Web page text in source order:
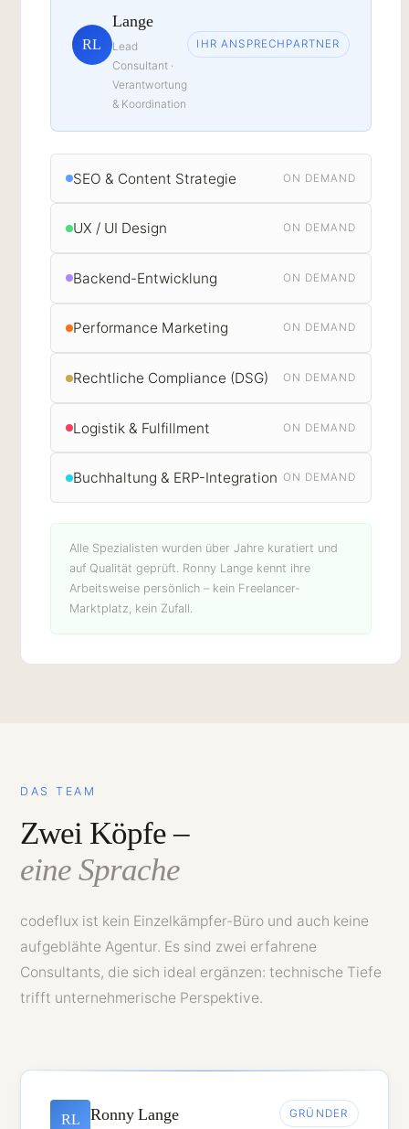
RL
Lange
Lead
Consultant ·
Verantwortung
& Koordination
IHR ANSPRECHPARTNER
SEO & Content Strategie ON DEMAND
UX / UI Design ON DEMAND
Backend-Entwicklung ON DEMAND
Performance Marketing ON DEMAND
Rechtliche Compliance (DSG) ON DEMAND
Logistik & Fulfillment ON DEMAND
Buchhaltung & ERP-Integration ON DEMAND
Alle Spezialisten wurden über Jahre kuratiert und
auf Qualität geprüft. Ronny Lange kennt ihre
Arbeitsweise persönlich – kein Freelancer-
Marktplatz, kein Zufall.
DAS TEAM
Zwei Köpfe –
eine Sprache
codeflux ist kein Einzelkämpfer-Büro und auch keine
aufgeblähte Agentur. Es sind zwei erfahrene
Consultants, die sich ideal ergänzen: technische Tiefe
trifft unternehmerische Perspektive.
RL Ronny Lange GRÜNDER